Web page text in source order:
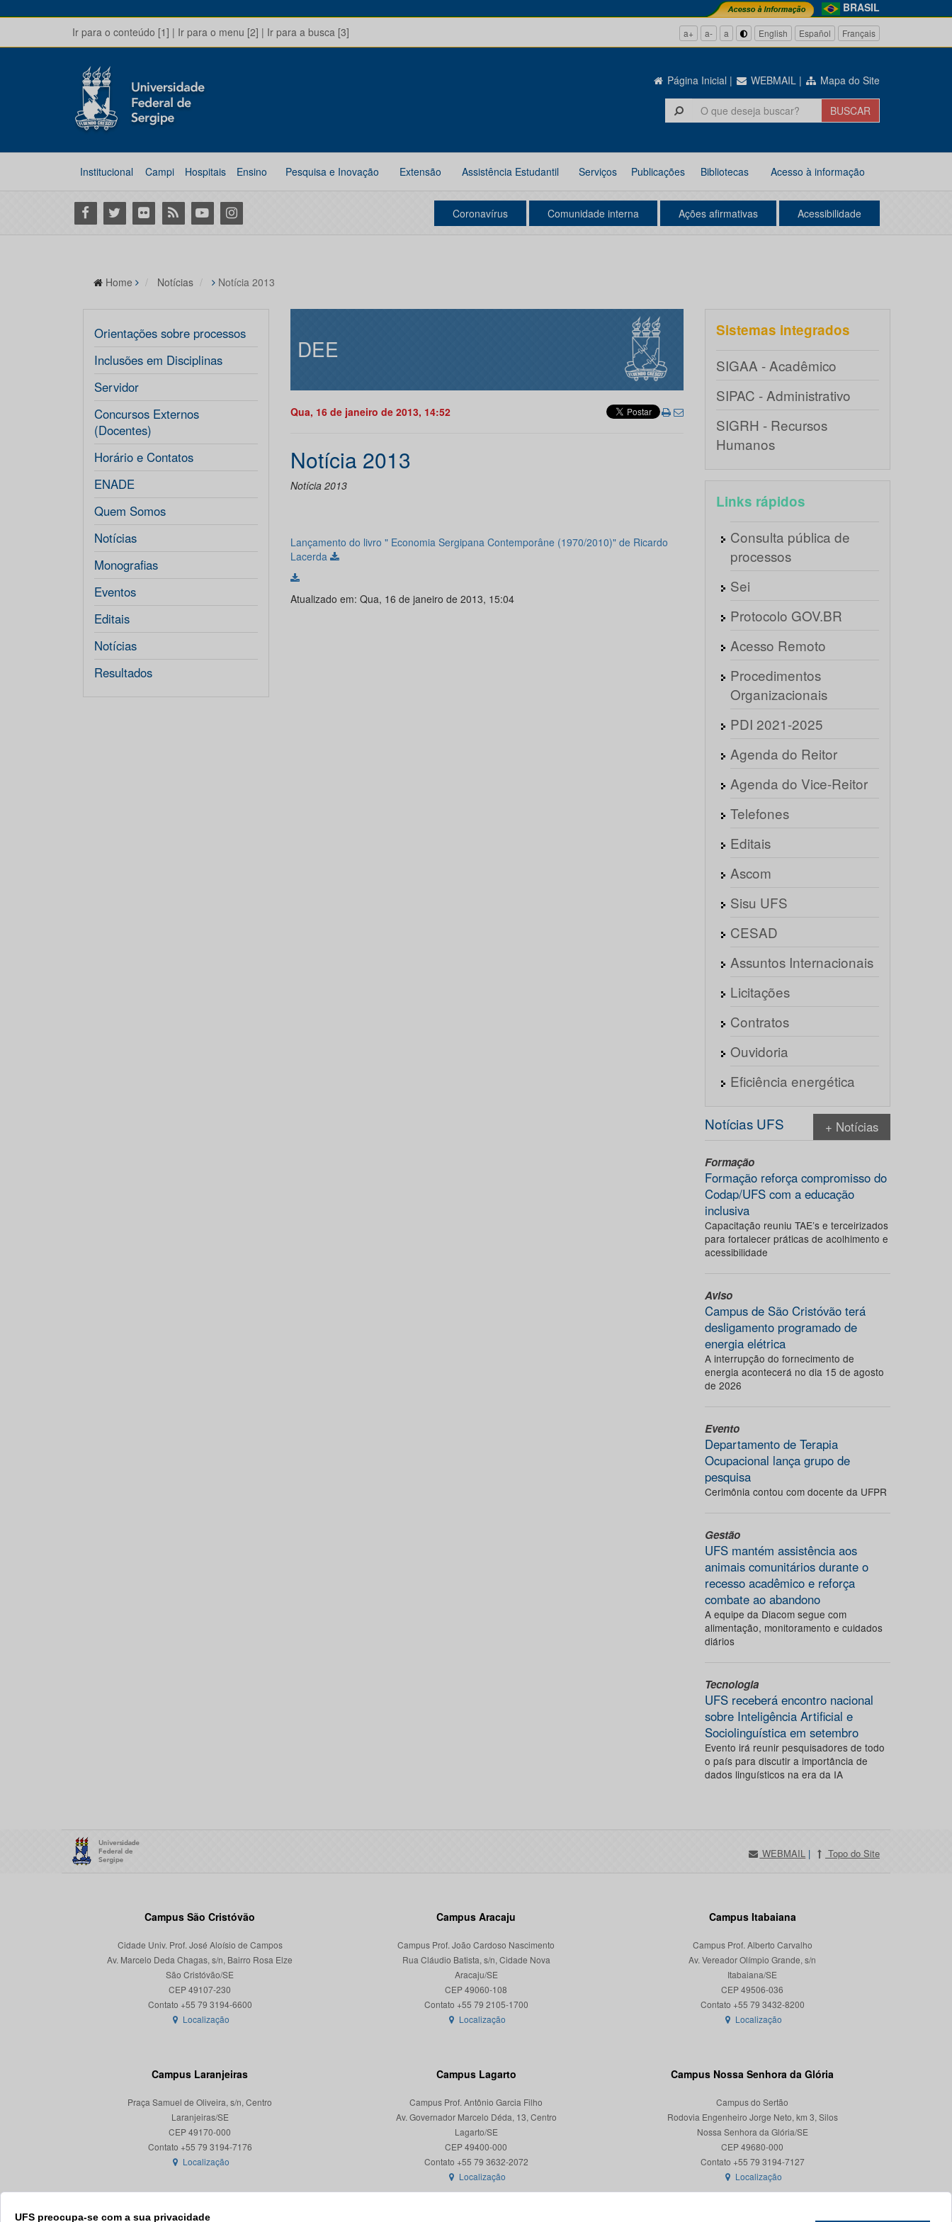
BRASIL
Ir para o conteúdo [1] | Ir para o menu [2] | Ir para a busca [3] a+ a- a English Español Français
Página Inicial | WEBMAIL | Mapa do Site
Institucional Campi Hospitais Ensino Pesquisa e Inovação Extensão Assistência Estudantil Serviços Publicações Bibliotecas Acesso à informação
Facebook
Twitter Flickr RSS YoutubeInstagram Coronavírus Comunidade interna Ações afirmativas Acessibilidade
UFS preocupa-se com a sua privacidade
Home Notícias Notícia 2013
Orientações sobre processos
Inclusões em Disciplinas
Servidor
Concursos Externos
(Docentes)
Horário e Contatos
ENADE
Quem Somos
Notícias
Monografias
Eventos
Editais
Notícias
Resultados
DEE
Qua, 16 de janeiro de 2013, 14:52
Notícia 2013
Notícia 2013
Lançamento do livro " Economia Sergipana Contemporâne (1970/2010)" de Ricardo
Lacerda
Atualizado em: Qua, 16 de janeiro de 2013, 15:04
Sistemas integrados
SIGAA - Acadêmico
SIPAC - Administrativo
SIGRH - Recursos
Humanos
Links rápidos
Consulta pública de
processos
Sei
Protocolo GOV.BR
Acesso Remoto
Procedimentos
Organizacionais
PDI 2021-2025
Agenda do Reitor
Agenda do Vice-Reitor
Telefones
Editais
Ascom
Sisu UFS
CESAD
Assuntos Internacionais
Licitações
Contratos
Ouvidoria
Eficiência energética
Notícias UFS + Notícias
Formação
Formação reforça compromisso do
Codap/UFS com a educação
inclusiva
Capacitação reuniu TAE’s e terceirizados
para fortalecer práticas de acolhimento e
acessibilidade
Aviso
Campus de São Cristóvão terá
desligamento programado de
energia elétrica
A interrupção do fornecimento de
energia acontecerá no dia 15 de agosto
de 2026
Evento
Departamento de Terapia
Ocupacional lança grupo de
pesquisa
Cerimônia contou com docente da UFPR
Gestão
UFS mantém assistência aos
animais comunitários durante o
recesso acadêmico e reforça
combate ao abandono
A equipe da Diacom segue com
alimentação, monitoramento e cuidados
diários
Tecnologia
UFS receberá encontro nacional
sobre Inteligência Artificial e
Sociolinguística em setembro
Evento irá reunir pesquisadores de todo
o país para discutir a importância de
dados linguísticos na era da IA
WEBMAIL | Topo do Site
Campus São Cristóvão
Cidade Univ. Prof. José Aloísio de Campos
Av. Marcelo Deda Chagas, s/n, Bairro Rosa Elze
São Cristóvão/SE
CEP 49107-230
Localização
Campus Aracaju
Campus Prof. João Cardoso Nascimento
Rua Cláudio Batista, s/n, Cidade Nova
Aracaju/SE
CEP 49060-108
Localização
Campus Itabaiana
Campus Prof. Alberto Carvalho
Av. Vereador Olímpio Grande, s/n
Itabaiana/SE
CEP 49506-036
Localização
Campus Laranjeiras
Praça Samuel de Oliveira, s/n, Centro
Laranjeiras/SE
CEP 49170-000
Localização
Campus Lagarto
Campus Prof. Antônio Garcia Filho
Av. Governador Marcelo Déda, 13, Centro
Lagarto/SE
CEP 49400-000
Localização
Campus Nossa Senhora da Glória
Campus do Sertão
Rodovia Engenheiro Jorge Neto, km 3, Silos
Nossa Senhora da Glória/SE
CEP 49680-000
Contato +55 79 3194-7127
Localização